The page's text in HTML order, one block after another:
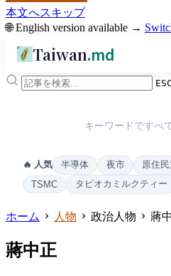
本文へスキップ
🌐 English version available →
Taiwan.md
ESC
キーワードですべ
🔥 人気 半導体 夜市 原住
TSMC
タピオカミルクティー
ホーム 人物 政治人物 蔣
蔣中正